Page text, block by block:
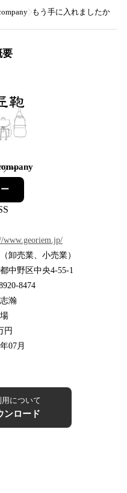
もう手に入れましたか？
要
ー
www.georiem.jp/
卸売業、小売業）
中野区中央4-55-1
8474
瀚
円
07月
用について
ンロード